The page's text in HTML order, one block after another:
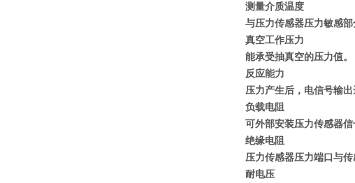
测量介质温度
与压力传感器压力敏感部
真空工作压力
能承受抽真空的压力值。
反应能力
压力产生后，电信号输出
负载电阻
可外部安装压力传感器信
绝缘电阻
压力传感器压力端口与
耐电压